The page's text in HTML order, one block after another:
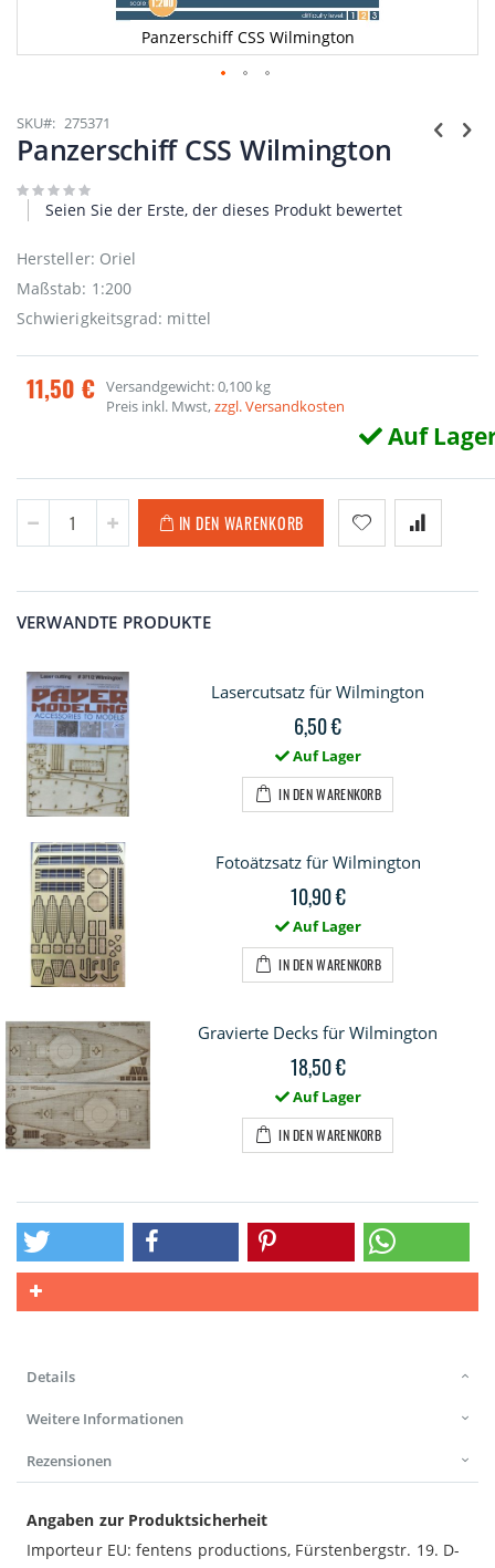
Panzerschiff CSS Wilmington
Anfang
der
Bildgalerie
SKU 275371
Panzerschiff CSS Wilmington
Seien Sie der Erste, der dieses Produkt bewertet
Hersteller: Oriel
Maßstab: 1:200
Schwierigkeitsgrad: mittel
11,50 € Versandgewicht: 0,100 kg
Preis inkl. Mwst,zzgl. Versandkosten
Auf
IN DEN WARENKORB
VERWANDTE PRODUKTE
Lasercutsatz für Wilmington
6,50 €
Auf Lager
IN DEN WARENKORB
Fotoätzsatz für Wilmington
10,90 €
Auf Lager
IN DEN WARENKORB
Gravierte Decks für Wilmington
18,50 €
Auf Lager
IN DEN WARENKORB
Details
Weitere Informationen
Rezensionen
Angaben zur Produktsicherheit
Importeur EU: fentens productions, Fürstenbergstr. 19. D-